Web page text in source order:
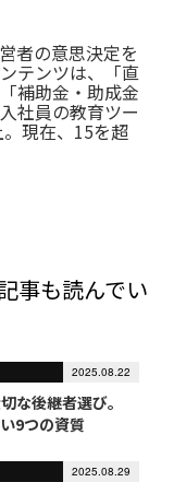
者の意思決定を
テンツは、「直
補助金・助成金
社員の教育ツー
現在、15を超
事も読んでい
2025.08.22
な後継者選び。
9つの資質
2025.08.29